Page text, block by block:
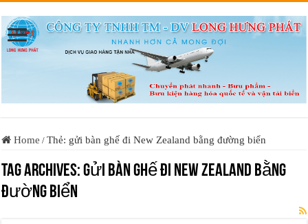
Home / Thẻ: gửi bàn ghế đi New Zealand bằng đường biển
Tag Archives:gửi bàn ghế đi New Zealand bằng
đường biển